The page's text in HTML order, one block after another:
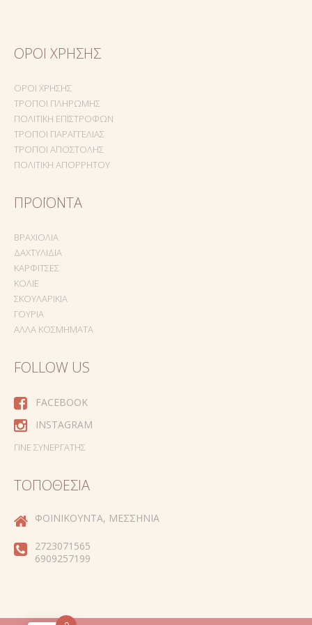
ΌΡΟΙ ΧΡΉΣΗΣ
ΌΡΟΙ ΧΡΉΣΗΣ
ΤΡΌΠΟΙ ΠΛΗΡΩΜΉΣ
ΠΟΛΙΤΙΚΉ ΕΠΙΣΤΡΟΦΏΝ
ΤΡΌΠΟΙ ΠΑΡΑΓΓΕΛΊΑΣ
ΤΡΌΠΟΙ ΑΠΟΣΤΟΛΉΣ
ΠΟΛΙΤΙΚΉ ΑΠΟΡΡΉΤΟΥ
ΠΡΟΪΌΝΤΑ
ΒΡΑΧΙΌΛΙΑ
ΔΑΧΤΥΛΊΔΙΑ
ΚΑΡΦΊΤΣΕΣ
ΚΟΛΙΈ
ΣΚΟΥΛΑΡΊΚΙΑ
ΓΟΎΡΙΑ
ΆΛΛΑ ΚΟΣΜΉΜΑΤΑ
FOLLOW US
FACEBOOK
INSTAGRAM
ΓΊΝΕ ΣΥΝΕΡΓΆΤΗΣ
ΤΟΠΟΘΕΣΊΑ
ΦΟΙΝΙΚΟΎΝΤΑ, ΜΕΣΣΗΝΊΑ
2723071565
6909257199